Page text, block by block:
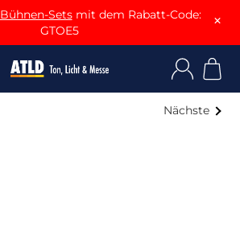
Bühnen-Setsmit dem Rabatt-Code:
GTOE5
×
Nächste